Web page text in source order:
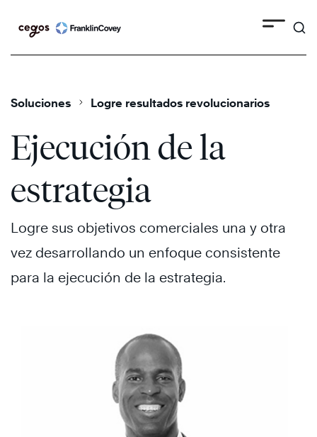
Soluciones Logre resultados revolucionarios
Ejecución de la
estrategia
Logre sus objetivos comerciales una y otra
vez desarrollando un enfoque consistente
para la ejecución de la estrategia.